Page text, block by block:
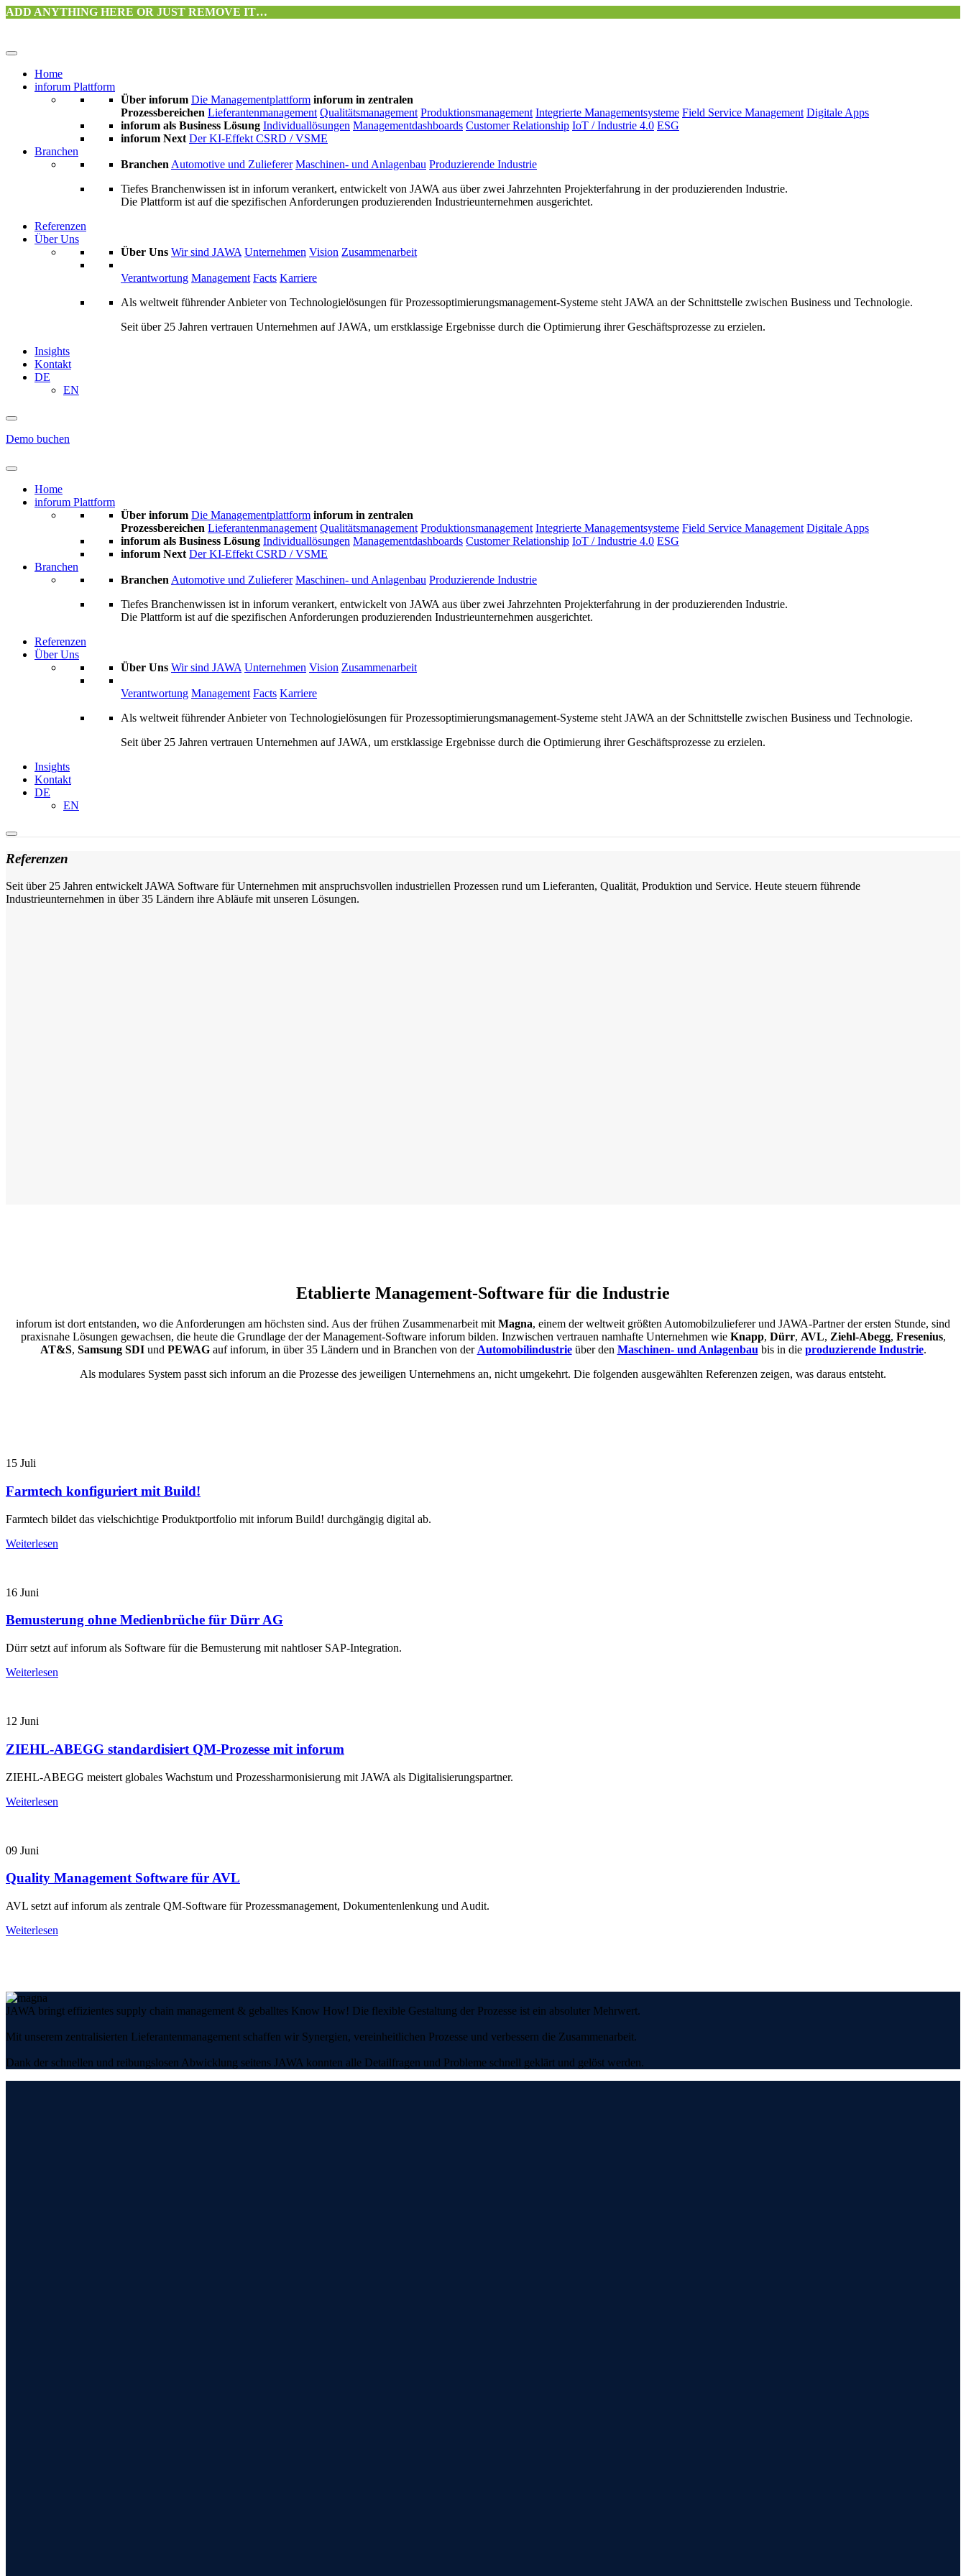
ADD ANYTHING HERE OR JUST REMOVE IT…
Home
inforum Plattform
Über inforum Die Managementplattform inforum in zentralen
Prozessbereichen Lieferantenmanagement Qualitätsmanagement Produktionsmanagement Integrierte Managementsysteme Field Service Management Digitale Apps
inforum als Business Lösung Individuallösungen Managementdashboards Customer Relationship IoT / Industrie 4.0 ESG
inforum Next Der KI-Effekt CSRD / VSME
Branchen
Branchen Automotive und Zulieferer Maschinen- und Anlagenbau Produzierende Industrie
Tiefes Branchenwissen ist in inforum verankert, entwickelt von JAWA aus über zwei Jahrzehnten Projekterfahrung in der produzierenden Industrie.
Die Plattform ist auf die spezifischen Anforderungen produzierenden Industrieunternehmen ausgerichtet.
Referenzen
Über Uns
Über Uns Wir sind JAWA Unternehmen Vision Zusammenarbeit
Verantwortung Management Facts Karriere
Als weltweit führender Anbieter von Technologielösungen für Prozessoptimierungs­management-Systeme steht JAWA an der Schnittstelle zwischen Business und Technologie.
Seit über 25 Jahren vertrauen Unternehmen auf JAWA, um erstklassige Ergebnisse durch die Optimierung ihrer Geschäftsprozesse zu erzielen.
Insights
Kontakt
DE
EN
Demo buchen
Home
inforum Plattform
Über inforum Die Managementplattform inforum in zentralen
Prozessbereichen Lieferantenmanagement Qualitätsmanagement Produktionsmanagement Integrierte Managementsysteme Field Service Management Digitale Apps
inforum als Business Lösung Individuallösungen Managementdashboards Customer Relationship IoT / Industrie 4.0 ESG
inforum Next Der KI-Effekt CSRD / VSME
Branchen
Branchen Automotive und Zulieferer Maschinen- und Anlagenbau Produzierende Industrie
Tiefes Branchenwissen ist in inforum verankert, entwickelt von JAWA aus über zwei Jahrzehnten Projekterfahrung in der produzierenden Industrie.
Die Plattform ist auf die spezifischen Anforderungen produzierenden Industrieunternehmen ausgerichtet.
Referenzen
Über Uns
Über Uns Wir sind JAWA Unternehmen Vision Zusammenarbeit
Verantwortung Management Facts Karriere
Als weltweit führender Anbieter von Technologielösungen für Prozessoptimierungs­management-Systeme steht JAWA an der Schnittstelle zwischen Business und Technologie.
Seit über 25 Jahren vertrauen Unternehmen auf JAWA, um erstklassige Ergebnisse durch die Optimierung ihrer Geschäftsprozesse zu erzielen.
Insights
Kontakt
DE
EN
Referenzen
Seit über 25 Jahren entwickelt JAWA Software für Unternehmen mit anspruchsvollen industriellen Prozessen rund um Lieferanten, Qualität, Produktion und Service. Heute steuern führende
Industrieunternehmen in über 35 Ländern ihre Abläufe mit unseren Lösungen.
Etablierte Management-Software für die Industrie
inforum ist dort entstanden, wo die Anforderungen am höchsten sind. Aus der frühen Zusammenarbeit mit Magna, einem der weltweit größten Automobilzulieferer und JAWA-Partner der ersten Stunde, sind
praxisnahe Lösungen gewachsen, die heute die Grundlage der der Management-Software inforum bilden. Inzwischen vertrauen namhafte Unternehmen wie Knapp, Dürr, AVL, Ziehl-Abegg, Fresenius,
AT&S, Samsung SDIund PEWAGauf inforum, in über 35 Ländern und in Branchen von der Automobilindustrie über den Maschinen- und Anlagenbau bis in die produzierende Industrie.
Als modulares System passt sich inforum an die Prozesse des jeweiligen Unternehmens an, nicht umgekehrt. Die folgenden ausgewählten Referenzen zeigen, was daraus entsteht.
15 Juli
Farmtech konfiguriert mit Build!
Farmtech bildet das vielschichtige Produktportfolio mit inforum Build! durchgängig digital ab.
Weiterlesen
16 Juni
Bemusterung ohne Medienbrüche für Dürr AG
Dürr setzt auf inforum als Software für die Bemusterung mit nahtloser SAP-Integration.
Weiterlesen
12 Juni
ZIEHL-ABEGG standardisiert QM-Prozesse mit inforum
ZIEHL-ABEGG meistert globales Wachstum und Prozessharmonisierung mit JAWA als Digitalisierungspartner.
Weiterlesen
09 Juni
Quality Management Software für AVL
AVL setzt auf inforum als zentrale QM-Software für Prozessmanagement, Dokumentenlenkung und Audit.
Weiterlesen
JAWA bringt effizientes supply chain management & geballtes Know How! Die flexible Gestaltung der Prozesse ist ein absoluter Mehrwert.
Mit unserem zentralisierten Lieferantenmanagement schaffen wir Synergien, vereinheitlichen Prozesse und verbessern die Zusammenarbeit.
Dank der schnellen und reibungslosen Abwicklung seitens JAWA konnten alle Detailfragen und Probleme schnell geklärt und gelöst werden.